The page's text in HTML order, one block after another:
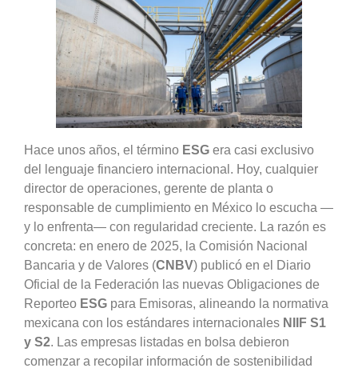
Hace unos años, el término ESG era casi exclusivo
del lenguaje financiero internacional. Hoy, cualquier
director de operaciones, gerente de planta o
responsable de cumplimiento en México lo escucha —
y lo enfrenta— con regularidad creciente. La razón es
concreta: en enero de 2025, la Comisión Nacional
Bancaria y de Valores (CNBV) publicó en el Diario
Oficial de la Federación las nuevas Obligaciones de
Reporteo ESG para Emisoras, alineando la normativa
mexicana con los estándares internacionales NIIF S1
y S2. Las empresas listadas en bolsa debieron
comenzar a recopilar información de sostenibilidad